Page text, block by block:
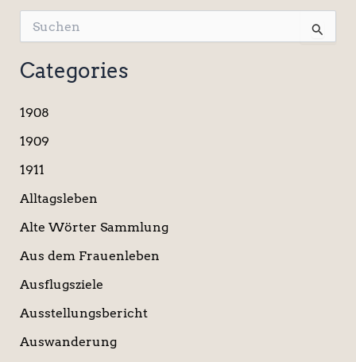
u
c
h
n
a
h
Categories
1908
1909
1911
Alltagsleben
Alte Wörter Sammlung
Aus dem Frauenleben
Ausflugsziele
Ausstellungsbericht
Auswanderung